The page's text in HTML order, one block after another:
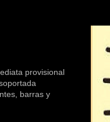
provisional
barras y